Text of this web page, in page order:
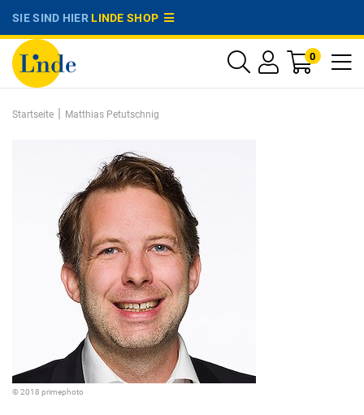
SIE SIND HIERLINDE SHOP
0
Startseite | Matthias Petutschnig
© 2018 primephoto